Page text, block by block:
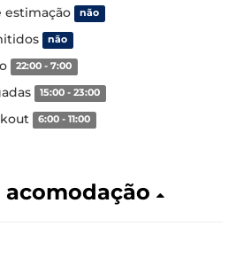
estimação não
não
22:00 - 7:00
15:00 - 23:00
6:00 - 11:00